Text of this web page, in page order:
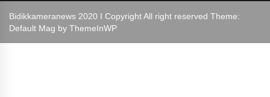
Bidikkameranews 2020 I Copyright All right reserved Theme:
Default Mag by ThemeInWP